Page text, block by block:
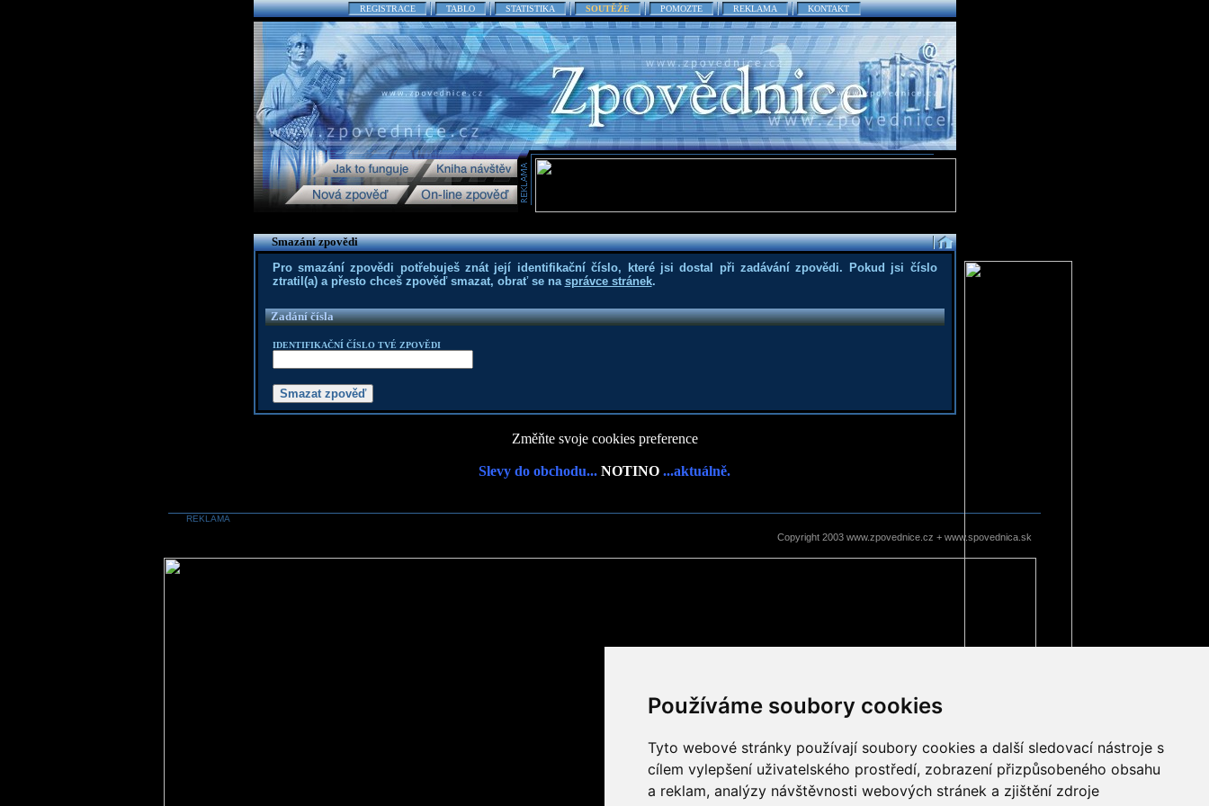
Používáme soubory cookies
Tyto webové stránky používají soubory cookies a další sledovací nástroje s
cílem vylepšení uživatelského prostředí, zobrazení přizpůsobeného obsahu
a reklam, analýzy návštěvnosti webových stránek a zjištění zdroje
REGISTRACE TABLO STATISTIKA SOUTĚŽE POMOZTE REKLAMA KONTAKT
Smazání zpovědi
Pro smazání zpovědi potřebuješ znát její identifikační číslo, které jsi dostal při zadávání zpovědi. Pokud jsi číslo
ztratil(a) a přesto chceš zpověď smazat, obrať se na správce stránek.
Zadání čísla
IDENTIFIKAČNÍ ČÍSLO TVÉ ZPOVĚDI
Změňte svoje cookies preference
Slevy do obchodu... NOTINO ...aktuálně.
REKLAMA
Copyright 2003 www.zpovednice.cz + www.spovednica.sk